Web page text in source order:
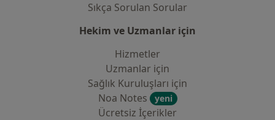
Sıkça Sorulan Sorular
Hekim ve Uzmanlar için
Hizmetler
Uzmanlar için
Sağlık Kuruluşları için
Noa Notes
yeni
Ücretsiz İçerikler